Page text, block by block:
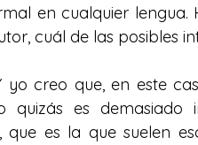
en cualquier
cuál de las posibles
yo creo que, en este
quizás es
que es la que suelen